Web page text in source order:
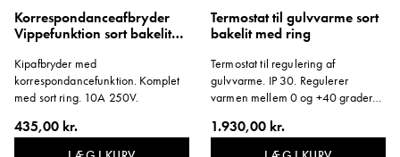
Korrespondanceafbryder
Vippefunktion sort bakelit
Kipafbryder med
korrespondancefunktion. Komplet
med sort ring. 10A 250V.
435,00 kr.
Termostat til gulvvarme sort
bakelit med ring
Termostat til regulering af
gulvvarme. IP 30. Regulerer
varmen mellem 0 og +40 grader
ring, sensorkabel og dæksel.
1.930,00 kr.